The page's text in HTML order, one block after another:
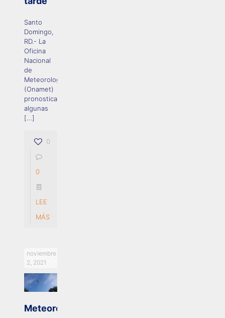
Santo
Domingo,
RD.- La
Oficina
Nacional
de
Meteorología
(Onamet)
pronostica
algunas
[…]
0
0
LEE
MÁS
noviembre
2, 2021
Meteorología